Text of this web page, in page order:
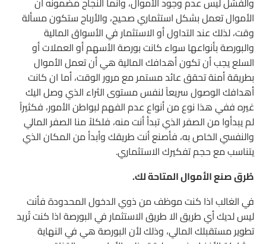
الأموال تعمل بشكل استثماري صحيح، والأرباح ستكون مسألة
وقت، لذلك عند التداول أو الاستثمار في الأسواق المالية
والبورصة بأنواعها سواء كانت بورصة الأسهم أو العملات أو
السلع يجب أن تكون أهدافك المالية هي أن تعمل الأموال
بطريقة أمنة تحقق عائد مستمر مع مرور الوقت، أما ان كانت
أهدافك الوصول سريعاً لنفس مستوى الثراء الذي وصل اليك
غيره ففي هذا نوع من أنواع عدم الفهم لبواطن الأمور، فكثيراً
لم يبدأوا من الصفر الذي تبدأ أنت منه، فلكلاً منا الصفر المالي
والنفسي الخاص به، فأصنع أنت طريقك وأبدأ من المكان الذي
يتناسب مع حجم تفكيرك الاستثماري.
طُرق صنع الأموال المتاحة لك.
في الغالب اذا كنت موظف من ذوي الدخول المحدودة فأنت
ليس لديك أي طريق الا طريق الاستثمار في البورصة اذا كنت تُريد
تطوير مستقبلك المالي، وذلك لأن البورصة هي في النهاية